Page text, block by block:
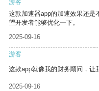
游客
这款加速器app的加速效果还是
望开发者能够优化一下。
2025-09-16
游客
这款app就像我的财务顾问，让
2025-09-16